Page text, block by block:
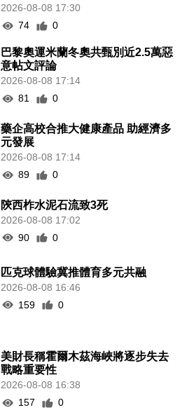
2026-08-08 17:30
74
0
巴黎奧運米蘭冬奧共甄別近2.5萬惡
意帖文評論
2026-08-08 17:14
81
0
藥企高校合推大健康產品 助經濟多
元發展
2026-08-08 17:14
89
0
陝西柞水泥石流致3死
2026-08-08 17:02
90
0
匹克球體驗冀推體育多元共融
2026-08-08 16:46
159
0
美財長稱霍爾木茲海峽將逐步失去
戰略重要性
2026-08-08 16:38
157
0